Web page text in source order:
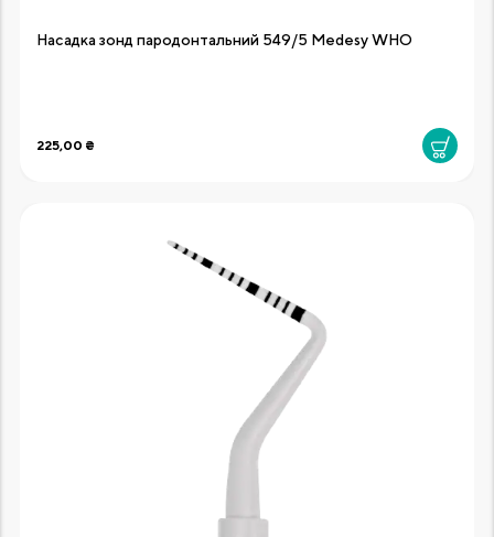
Насадка зонд пародонтальний 549/5 Medesy WHO
225,00 ₴